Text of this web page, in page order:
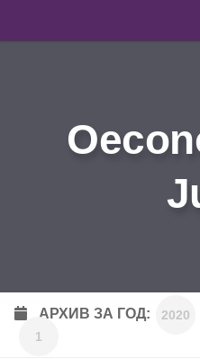
Для авторов
АрхивАРХИВ ЗА ГОД: 2020
1